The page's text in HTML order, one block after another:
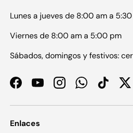
Lunes a jueves de 8:00 am a
Viernes de 8:00 am a 5:00 pm
Sábados, domingos y festivos:
FacebookYouTubeInstagramWhatsAppTikTok
Enlaces